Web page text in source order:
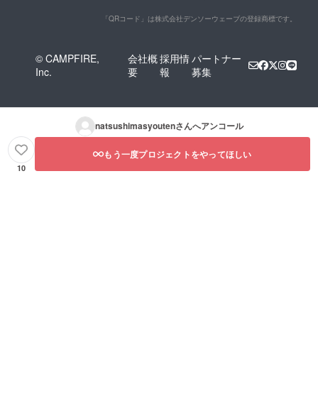
「QRコード」は株式会社デンソーウェーブの登録商標です。
© CAMPFIRE,
Inc.
会社概
要
採用情
報
パートナー
募集
natsushimasyoutenさんへアンコール
10
もう一度プロジェクトをやってほしい